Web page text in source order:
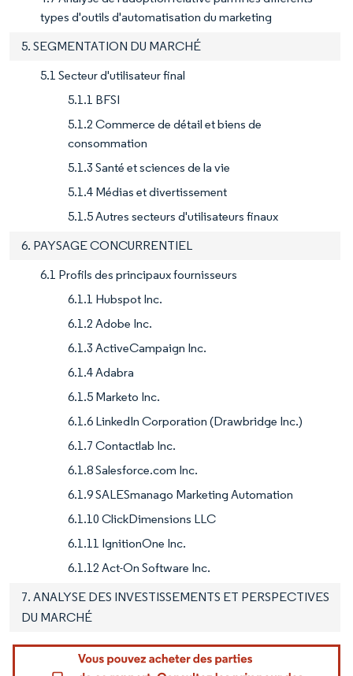
types d'outils d'automatisation du marketing
5. SEGMENTATION DU MARCHÉ
5.1 Secteur d'utilisateur final
5.1.1 BFSI
5.1.2 Commerce de détail et biens de
consommation
5.1.3 Santé et sciences de la vie
5.1.4 Médias et divertissement
5.1.5 Autres secteurs d'utilisateurs finaux
6. PAYSAGE CONCURRENTIEL
6.1 Profils des principaux fournisseurs
6.1.1 Hubspot Inc.
6.1.2 Adobe Inc.
6.1.3 ActiveCampaign Inc.
6.1.4 Adabra
6.1.5 Marketo Inc.
6.1.6 LinkedIn Corporation (Drawbridge Inc.)
6.1.7 Contactlab Inc.
6.1.8 Salesforce.com Inc.
6.1.9 SALESmanago Marketing Automation
6.1.10 ClickDimensions LLC
6.1.11 IgnitionOne Inc.
6.1.12 Act-On Software Inc.
7. ANALYSE DES INVESTISSEMENTS ET PERSPECTIVES
DU MARCHÉ